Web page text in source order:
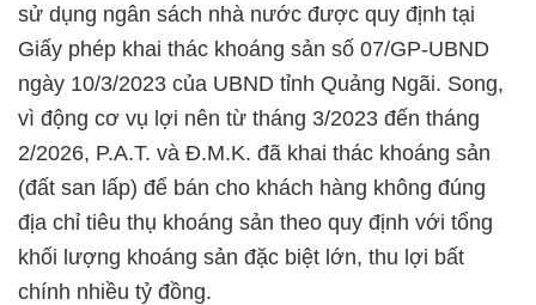
sử dụng ngân sách nhà nước được quy định tại
Giấy phép khai thác khoáng sản số 07/GP-UBND
ngày 10/3/2023 của UBND tỉnh Quảng Ngãi. Song,
vì động cơ vụ lợi nên từ tháng 3/2023 đến tháng
2/2026, P.A.T. và Đ.M.K. đã khai thác khoáng sản
(đất san lấp) để bán cho khách hàng không đúng
địa chỉ tiêu thụ khoáng sản theo quy định với tổng
khối lượng khoáng sản đặc biệt lớn, thu lợi bất
chính nhiều tỷ đồng.